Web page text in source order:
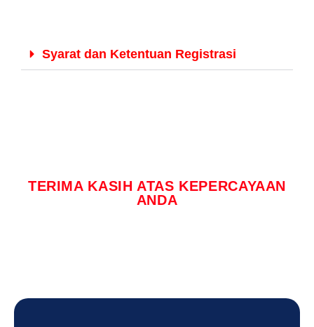
Syarat dan Ketentuan Registrasi
TERIMA KASIH ATAS KEPERCAYAAN
ANDA